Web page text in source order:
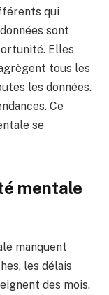
qui
sont
Elles
tous les
les données.
Ce
se
mentale
manquent
les délais
des mois.